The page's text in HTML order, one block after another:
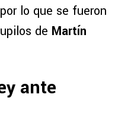
lo que se fueron
de Martín
ante